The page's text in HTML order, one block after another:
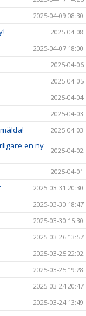
2025-04-09 08:30
2025-04-08
2025-04-07 18:00
2025-04-06
2025-04-05
2025-04-04
2025-04-03
2025-04-03
en ny
2025-04-02
2025-04-01
2025-03-31 20:30
2025-03-30 18:47
2025-03-30 15:30
2025-03-26 13:57
2025-03-25 22:02
2025-03-25 19:28
2025-03-24 20:47
2025-03-24 13:49